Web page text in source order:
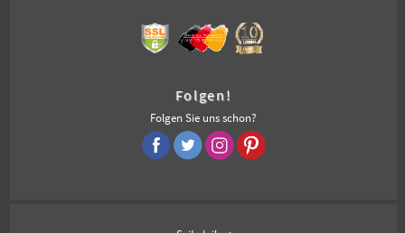
Folgen!
Folgen Sie uns schon?